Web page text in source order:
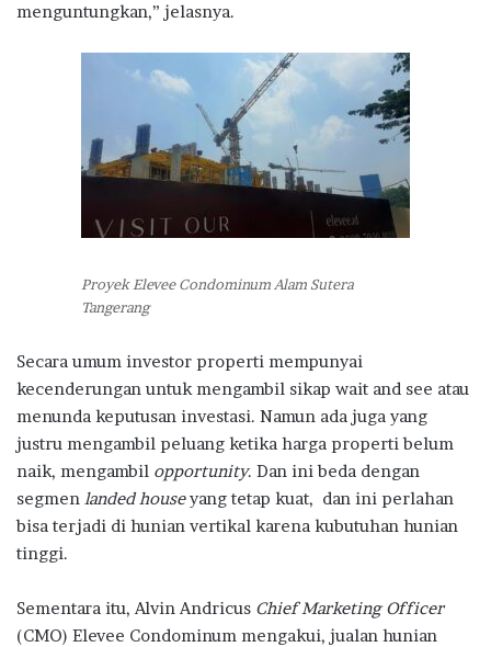
menguntungkan,” jelasnya.
Proyek Elevee Condominum Alam Sutera
Tangerang
Secara umum investor properti mempunyai
kecenderungan untuk mengambil sikap wait and see atau
menunda keputusan investasi. Namun ada juga yang
justru mengambil peluang ketika harga properti belum
naik, mengambil opportunity. Dan ini beda dengan
segmen landed houseyang tetap kuat, dan ini perlahan
bisa terjadi di hunian vertikal karena kubutuhan hunian
tinggi.
Sementara itu, Alvin Andricus Chief Marketing Officer
(CMO) Elevee Condominum mengakui, jualan hunian